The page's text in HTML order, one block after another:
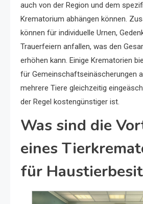
auch von der Region und dem
Krematorium abhängen können.
können für individuelle Urnen,
Trauerfeiern anfallen, was den
erhöhen kann. Einige Krematorien
für Gemeinschaftseinäscherungen
mehrere Tiere gleichzeitig
der Regel kostengünstiger ist.
Was sind die
eines
für